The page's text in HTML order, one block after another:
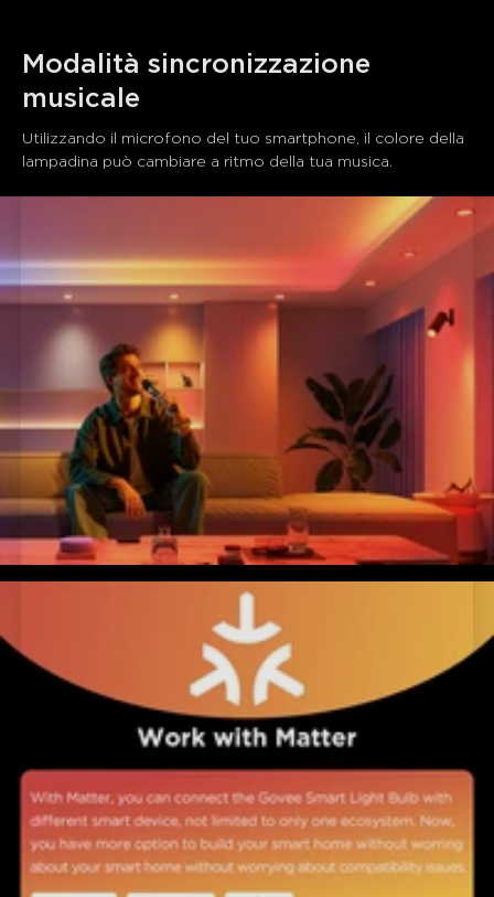
Modalità sincronizzazione
musicale
Utilizzando il microfono del tuo smartphone, il colore della
lampadina può cambiare a ritmo della tua musica.